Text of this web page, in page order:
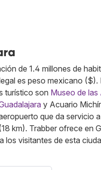
de 1.4 millones de
es peso mexicano ($).
turístico son Museo de las
y Acuario
que da servicio
km). Trabber ofrece en
los visitantes de esta